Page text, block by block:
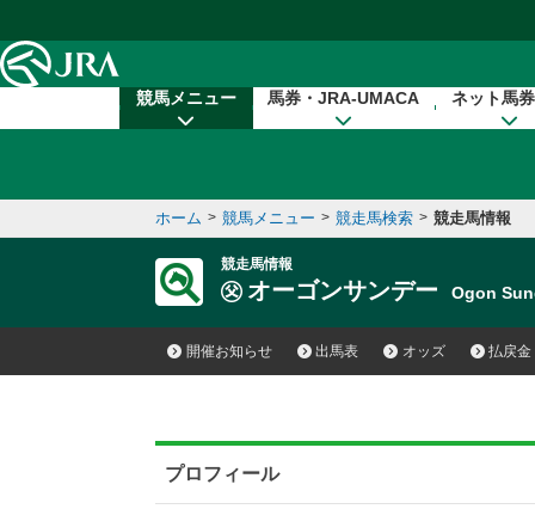
競馬メニュー 馬券・JRA-UMACA ネット馬
ホーム > 競馬メニュー > 競走馬検索 > 競走馬情報
競走馬情報
オーゴンサンデー Ogon
開催お知らせ 出馬表 オッズ 払戻金
プロフィール